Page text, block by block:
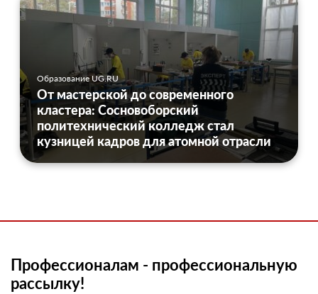
Образование UG.RU
От мастерской до современного
кластера: Сосновоборский
политехнический колледж стал
кузницей кадров для атомной отрасли
Профессионалам - профессиональную
рассылку!